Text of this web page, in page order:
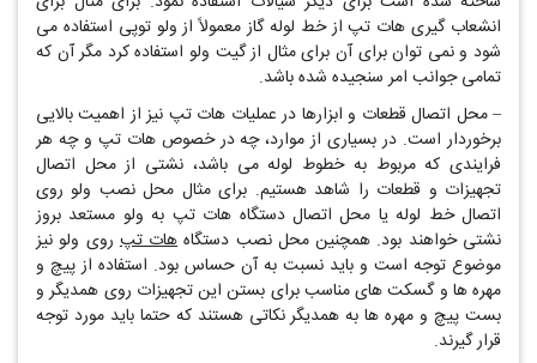
انشعاب گیری هات تپ از خط لوله گاز معمولاً از ولو توپی استفاده می
شود و نمی توان برای آن برای مثال از گیت ولو استفاده کرد مگر آن که
تمامی جوانب امر سنجیده شده باشد.
– محل اتصال قطعات و ابزارها در عملیات هات تپ نیز از اهمیت بالایی
برخوردار است. در بسیاری از موارد، چه در خصوص هات تپ و چه هر
فرایندی که مربوط به خطوط لوله می باشد، نشتی از محل اتصال
تجهیزات و قطعات را شاهد هستیم. برای مثال محل نصب ولو روی
اتصال خط لوله یا محل اتصال دستگاه هات تپ به ولو مستعد بروز
نشتی خواهند بود. همچنین محل نصب دستگاههات تپروی ولو نیز
موضوع توجه است و باید نسبت به آن حساس بود. استفاده از پیچ و
مهره ها و گسکت های مناسب برای بستن این تجهیزات روی همدیگر و
بست پیچ و مهره ها به همدیگر نکاتی هستند که حتما باید مورد توجه
قرار گیرند.